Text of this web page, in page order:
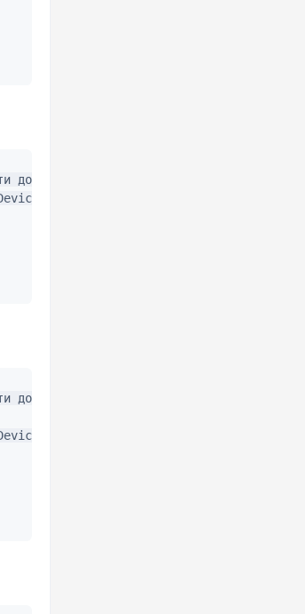
до модели ina219
"ina219",
до модели ina219
ina219,